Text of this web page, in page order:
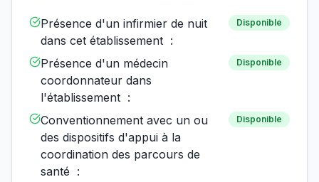
Présence d'un infirmier de nuit
dans cet établissement :
Disponible
Présence d'un médecin
coordonnateur dans
l'établissement :
Disponible
Conventionnement avec un ou
des dispositifs d'appui à la
coordination des parcours de
santé :
Disponible